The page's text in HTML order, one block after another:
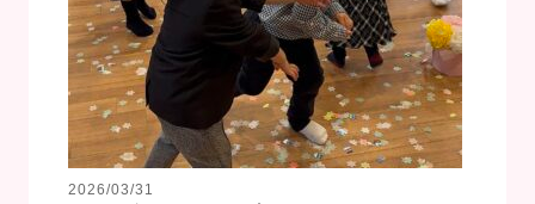
2026/03/31